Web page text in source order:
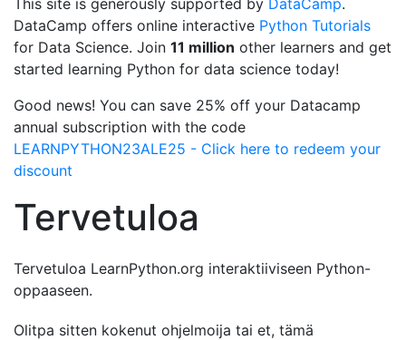
DataCamp offers online interactive Python Tutorials
for Data Science. Join 11 million other learners and get
started learning Python for data science today!
Good news! You can save 25% off your Datacamp
annual subscription with the code
LEARNPYTHON23ALE25 - Click here to redeem your
discount
Tervetuloa
Tervetuloa LearnPython.org interaktiiviseen Python-
oppaaseen.
Olitpa sitten kokenut ohjelmoija tai et, tämä